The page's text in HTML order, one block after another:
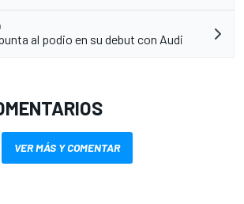
al podio en su debut con Audi
VER MÁS Y COMENTAR